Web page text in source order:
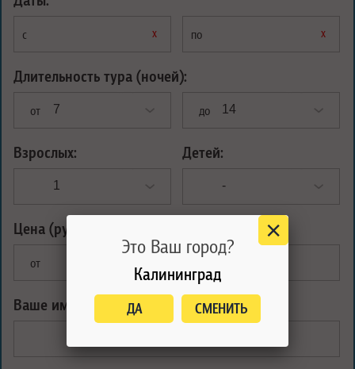
с х по х
Длительность тура (ночей):
от до
Взрослых: Детей:
Цена (рублей):
от
Ваше имя:
Это Ваш город?
Калининград
ДА СМЕНИТЬ